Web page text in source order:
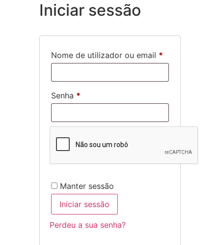
Iniciar sessão
Nome de utilizador ou email *
Senha *
Manter sessão
Iniciar sessão
Perdeu a sua senha?